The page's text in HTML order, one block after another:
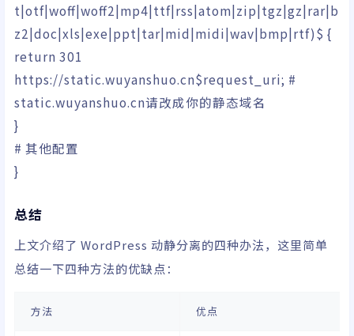
t|otf|woff|woff2|mp4|ttf|rss|atom|zip|tgz|gz|rar|b
z2|doc|xls|exe|ppt|tar|mid|midi|wav|bmp|rtf)$ {
return 301
https://static.wuyanshuo.cn$request_uri; #
static.wuyanshuo.cn请改成你的静态域名
}
# 其他配置
}
总结
上文介绍了 WordPress 动静分离的四种办法，这里简单
总结一下四种方法的优缺点：
方法 优点